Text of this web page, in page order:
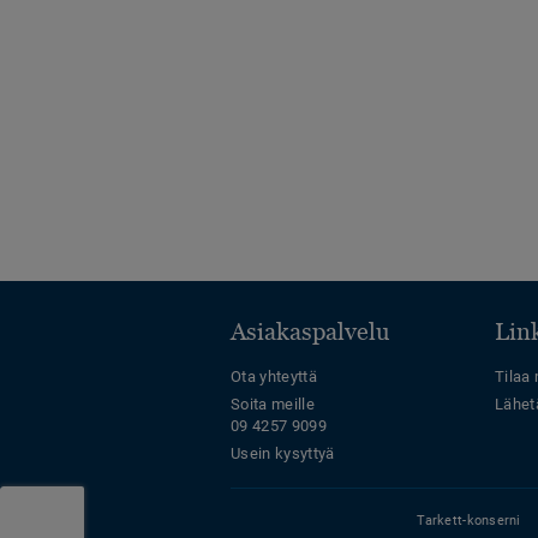
Asiakaspalvelu
Ota yhteyttä
Soita meille
09 4257 9099
Usein kysyttyä
Tilaa
Tarkett-konserni